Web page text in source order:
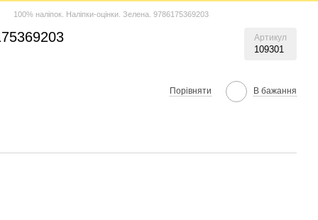
100% наліпок. Наліпки-оцінки. Зелена. 9786175369203
Артикул
109301
Порівняти В бажання